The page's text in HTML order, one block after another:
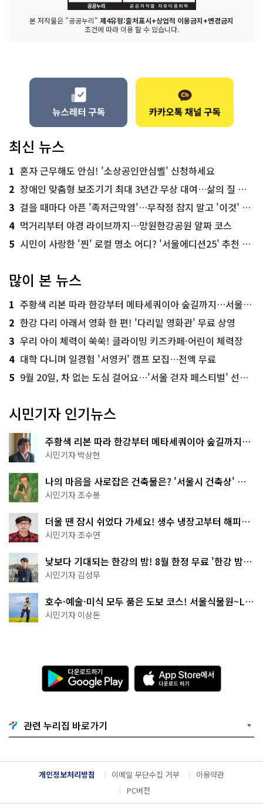
본 저작물은 "공공누리" 제4유형:출처표시+상업적 이용금지+변경금지
조건에 따라 이용 할 수 있습니다.
최신 뉴스
1 혼자 근무해도 안심! '소상공인안심벨' 신청하세요
2 장애인 맞춤형 보조기기 최대 3년간 무상 대여…삶의 질 높인다
3 걸을 때마다 아픈 '족저근막염'…무작정 참지 말고 '이것' 해보세요!
4 먹거리부터 야경 라이브까지…망원한강공원 알짜 코스
5 시민이 사랑한 '찐' 로컬 명소 어디? '서울에디션25' 추천 코스
많이 본 뉴스
1 주황색 리본 따라 한강부터 메타세쿼이아 숲길까지…서울둘레길 15코스
2 한강 다리 아래서 영화 한 편! '다리밑 영화관' 무료 상영
3 우리 아이 체력이 쑥쑥! 클라이밍 키즈카페·어린이 체력장
4 대학 다니며 일경험 '서영커' 캠프 모집…전액 무료
5 9월 20일, 차 없는 도심 걸어요…'서울 걷자 페스티벌' 선착순 5천명
시민기자 인기뉴스
주황색 리본 따라 한강부터 메타세쿼이아 숲길까지…
서울둘레길 15코스
시민기자 박상현
나의 마음을 사로잡은 건축물은? '서울시 건축상' 수
상작 공개!
시민기자 조수봉
더울 땐 잠시 쉬었다 가세요! 생수 냉장고부터 해피소
·무더위쉼터까지
시민기자 조수연
낮보다 기대되는 한강의 밤! 8월 한정 무료 '한강 밤
핑' 예약은?
시민기자 김성무
호수·예술·미식 모두 품은 도보 코스! 서울식물원~LG
아트센터~마곡테라스거리
시민기자 이상돈
다
운
로
기
G
o
g
l
e
l
A
p
p
e
서
다
운
드
관련 누리집 바로가기
개인정보처리방침 이메일 무단수집 거부
이용약관
PC버전